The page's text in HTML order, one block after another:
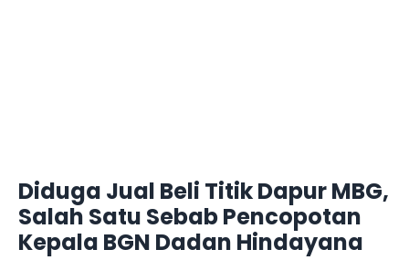
Diduga Jual Beli Titik Dapur MBG,
Salah Satu Sebab Pencopotan
Kepala BGN Dadan Hindayana